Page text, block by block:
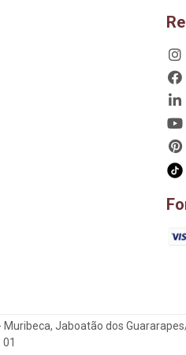
Jaboatão dos
01